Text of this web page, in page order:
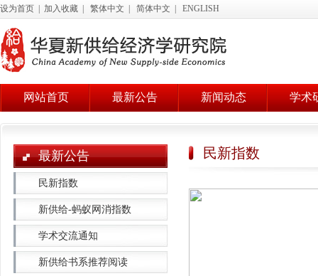
设为首页 加入收藏 繁体中文 简体中文 ENGLISH
网站首页 最新公告 新闻动态 学术
最新公告
民新指数
新供给-蚂蚁网消指数
学术交流通知
新供给书系推荐阅读
民新指数